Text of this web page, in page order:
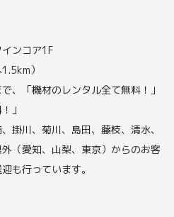
ンコア1F
）
、「機材のレンタル全て無料！」
」
掛川、菊川、島田、藤枝、清水、
（愛知、山梨、東京）からのお客
も行っています。